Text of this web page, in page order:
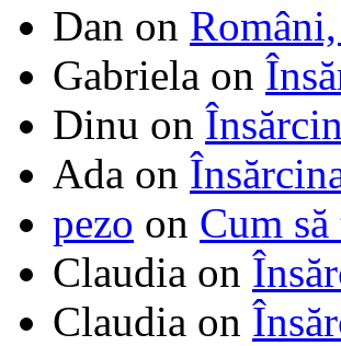
Dan on
Gabriela on
Dinu on
Ada on
pezo on Cum
Claudia on
Claudia on